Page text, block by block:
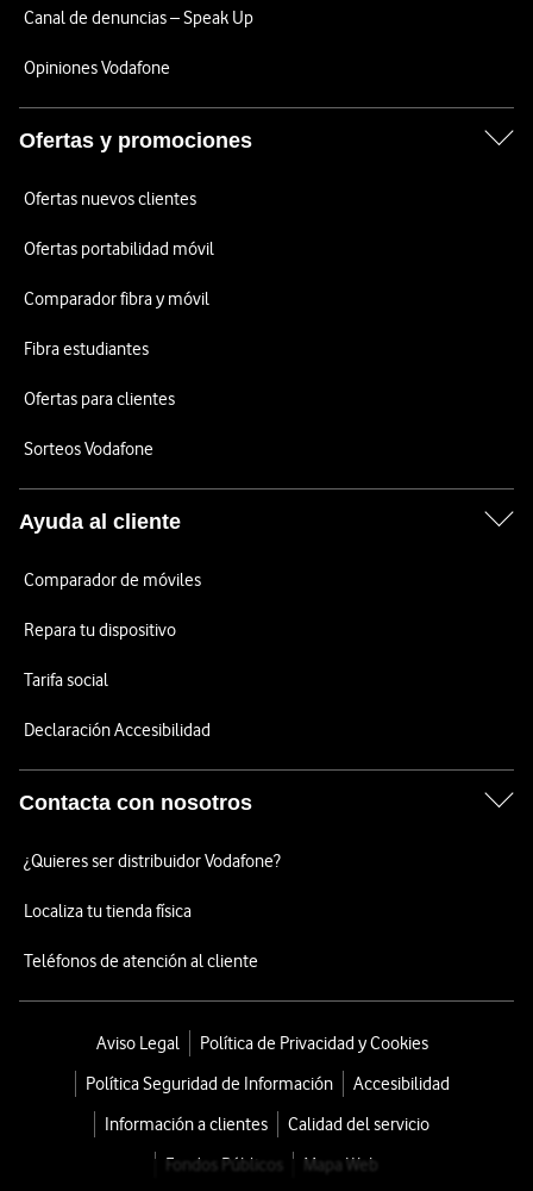
Canal de denuncias – Speak Up
Opiniones Vodafone
Ofertas y promociones
Ofertas nuevos clientes
Ofertas portabilidad móvil
Comparador fibra y móvil
Fibra estudiantes
Ofertas para clientes
Sorteos Vodafone
Ayuda al cliente
Comparador de móviles
Repara tu dispositivo
Tarifa social
Declaración Accesibilidad
Contacta con nosotros
¿Quieres ser distribuidor Vodafone?
Localiza tu tienda física
Teléfonos de atención al cliente
Aviso Legal
Política de Privacidad y Cookies
Política Seguridad de Información
Accesibilidad
Información a clientes
Calidad del servicio
Fondos Públicos
Mapa Web